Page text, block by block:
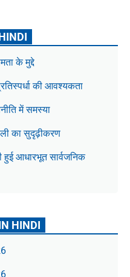
के मुद्दे
की आवश्यकता
में समस्या
का सुदृढ़ीकरण
हुई आधारभूत सार्वजनिक
HINDI